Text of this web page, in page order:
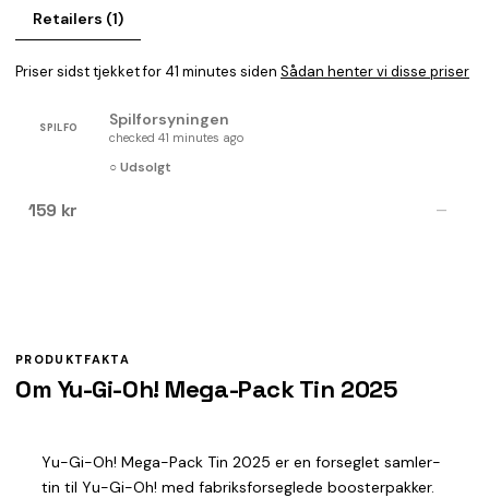
Retailers (1)
Priser sidst tjekket for 41 minutes siden Sådan henter vi disse priser
SPILFO Spilforsyningen
checked 41 minutes ago
○ Udsolgt
159 kr —
PRODUKTFAKTA
Om Yu-Gi-Oh! Mega-Pack Tin 2025
Yu-Gi-Oh! Mega-Pack Tin 2025 er en forseglet samler-
tin til Yu-Gi-Oh! med fabriksforseglede boosterpakker.